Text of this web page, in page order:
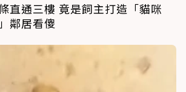
直通三樓 竟是飼主打造「貓咪
鄰居看傻